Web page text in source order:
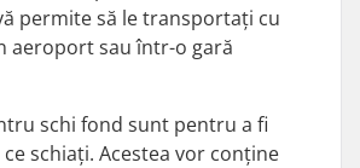
permite să le transportați cu
aeroport sau într-o gară
schi fond sunt pentru a fi
schiați. Acestea vor conține